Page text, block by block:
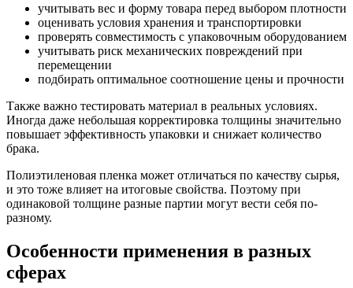
учитывать вес и форму товара перед выбором плотности
оценивать условия хранения и транспортировки
проверять совместимость с упаковочным оборудованием
учитывать риск механических повреждений при
перемещении
подбирать оптимальное соотношение цены и прочности
Также важно тестировать материал в реальных условиях.
Иногда даже небольшая корректировка толщины значительно
повышает эффективность упаковки и снижает количество
брака.
Полиэтиленовая пленка может отличаться по качеству сырья,
и это тоже влияет на итоговые свойства. Поэтому при
одинаковой толщине разные партии могут вести себя по-
разному.
Особенности применения в разных
сферах